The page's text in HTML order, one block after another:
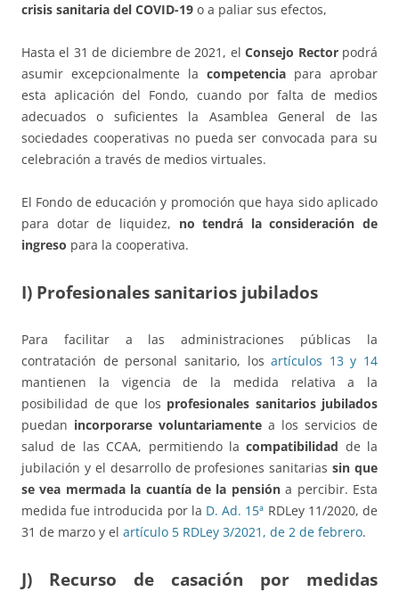
crisis sanitaria del COVID-19 o a paliar sus efectos,
Hasta el 31 de diciembre de 2021, elConsejo Rectorpodrá
asumir excepcionalmente la competencia para aprobar
esta aplicación del Fondo, cuando por falta de medios
adecuados o suficientes la Asamblea General de las
sociedades cooperativas no pueda ser convocada para su
celebración a través de medios virtuales.
El Fondo de educación y promoción que haya sido aplicado
para dotar de liquidez, no tendrá la consideración de
ingreso para la cooperativa.
I) Profesionales sanitarios jubilados
Para facilitar a las administraciones públicas la
contratación de personal sanitario, losartículos 13 y 14
mantienen la vigencia de la medida relativa a la
posibilidad de que los profesionales sanitarios jubilados
puedan incorporarse voluntariamente a los servicios de
salud de las CCAA, permitiendo lacompatibilidad de la
jubilación y el desarrollo de profesiones sanitariassin que
se vea mermada la cuantía de la pensióna percibir. Esta
medida fue introducida por la D. Ad. 15ª RDLey 11/2020, de
31 de marzo y el artículo 5 RDLey 3/2021, de 2 de febrero.
J) Recurso de casación por medidas